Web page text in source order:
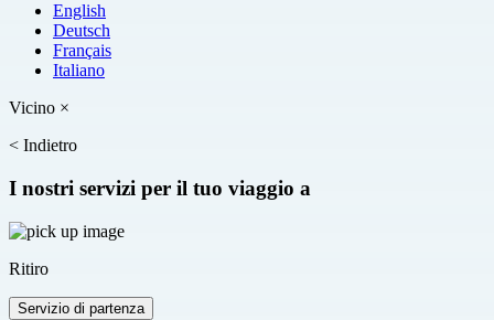
English
Deutsch
Français
Italiano
Vicino ×
< Indietro
I nostri servizi per il tuo viaggio a
Ritiro
Servizio di partenza